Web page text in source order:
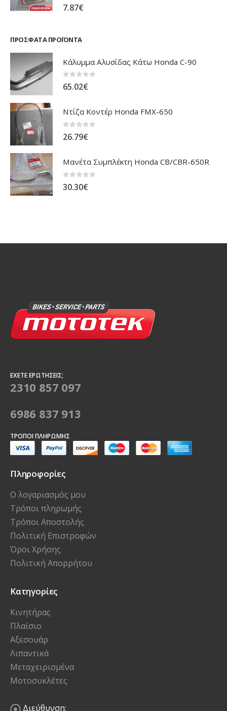
0out of 5
7.87€
ΠΡΌΣΦΑΤΑ ΠΡΟΪΌΝΤΑ
Κάλυμμα Αλυσίδας Κάτω Honda C-90
0out of 5
65.02€
Ντίζα Κοντέρ Honda FMX-650
0 out of 5
26.79€
Μανέτα Συμπλέκτη Honda CB/CBR-650R
0 out of 5
30.30€
ΈΧΕΤΕ ΕΡΩΤΉΣΕΙΣ;
2310 857 097
6986 837 913
ΤΡΌΠΟΙ ΠΛΗΡΩΜΉΣ
Πληροφορίες
Ο λογαριασμός μου
Τρόποι πληρωμής
Τρόποι Αποστολής
Πολιτική Επιστροφών
Όροι Χρήσης
Πολιτική Απορρήτου
Κατηγορίες
Κινητήρας
Πλαίσιο
Αξεσουάρ
Λιπαντικά
Μεταχειρισμένα
Μοτοσυκλέτες
Διεύθυνση: